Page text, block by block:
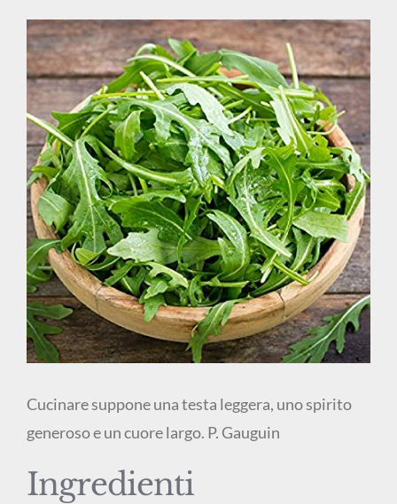
Ingrandisci
immagine
Cucinare suppone una testa leggera, uno spirito
generoso e un cuore largo. P. Gauguin
Ingredienti